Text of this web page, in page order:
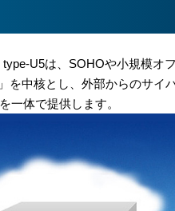
type-U5は、SOHOや小規模オ
を中核とし、外部からのサイ
一体で提供します。